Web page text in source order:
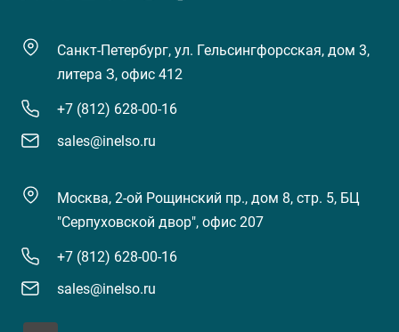
Санкт-Петербург, ул. Гельсингфорсская, дом 3,
литера З, офис 412
+7 (812) 628-00-16
sales@inelso.ru
Москва, 2-ой Рощинский пр., дом 8, стр. 5, БЦ
"Серпуховской двор", офис 207
+7 (812) 628-00-16
sales@inelso.ru